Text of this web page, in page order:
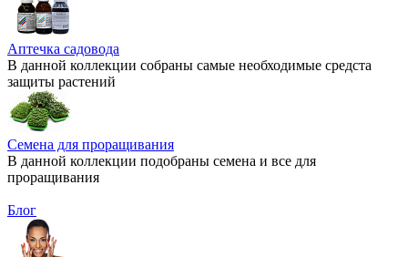
Аптечка садовода
В данной коллекции собраны самые необходимые средста
защиты растений
Семена для проращивания
В данной коллекции подобраны семена и все для
проращивания
Блог